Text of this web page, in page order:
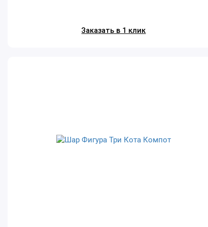
Заказать в 1 клик